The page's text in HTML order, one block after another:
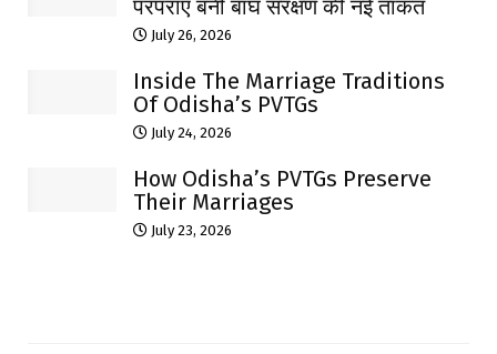
परंपराएं बनीं बाघ संरक्षण की नई ताकत
July 26, 2026
Inside The Marriage Traditions
Of Odisha’s PVTGs
July 24, 2026
How Odisha’s PVTGs Preserve
Their Marriages
July 23, 2026